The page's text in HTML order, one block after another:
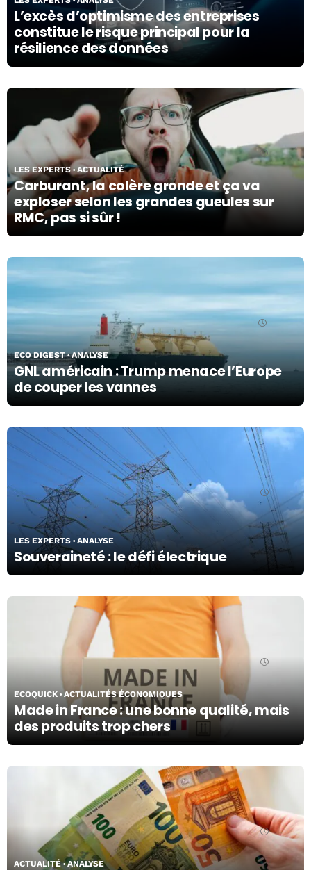
L’excès d’optimisme des entreprises
constitue le risque principal pour la
résilience des données
Carburant, la colère gronde et ça va
exploser selon les grandes gueules sur
RMC, pas si sûr !
LES EXPERTS ACTUALITÉ
27/03/26
GNL américain : Trump menace l’Europe
de couper les vannes
ECO DIGEST ANALYSE
Souveraineté : le défi électrique
LES EXPERTS ANALYSE
19/03/26
Made in France : une bonne qualité, mais
des produits trop chers
ECOQUICK ACTUALITÉS ÉCONOMIQUES
ACTUALITÉ ANALYSE
13/03/26